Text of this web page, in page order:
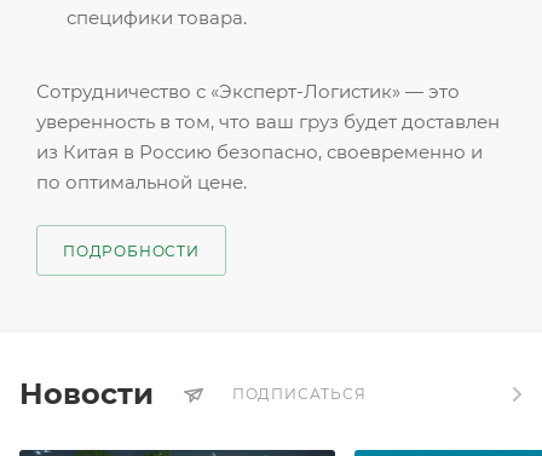
специфики товара.
Сотрудничество с «Эксперт-Логистик» — это
уверенность в том, что ваш груз будет доставлен
из Китая в Россию безопасно, своевременно и
по оптимальной цене.
ПОДРОБНОСТИ
Новости ПОДПИСАТЬСЯ